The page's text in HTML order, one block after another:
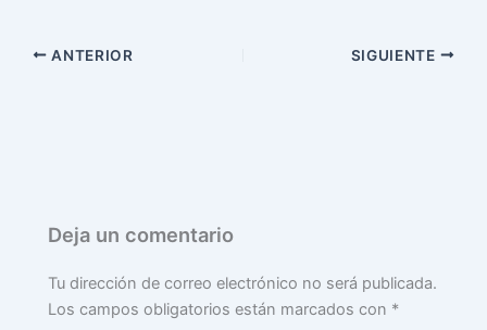
ANTERIOR SIGUIENTE
Deja un comentario
Tu dirección de correo electrónico no será publicada.
Los campos obligatorios están marcados con *